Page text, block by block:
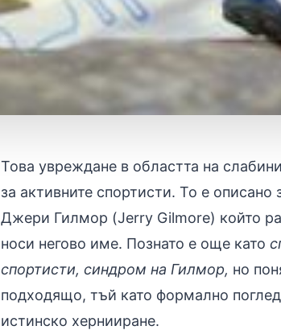
Това увреждане в областта на
за активните спортисти. То е описано
Джери Гилмор (Jerry Gilmore) който
носи негово име. Познато е още като
спортисти, синдром на Гилмор, но
подходящо, тъй като формално
истинско хернииране.